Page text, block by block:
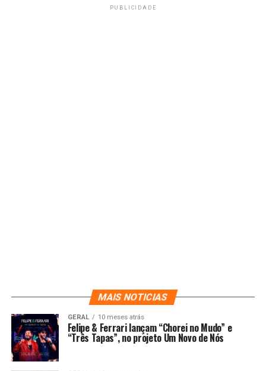
PUBLICIDADE
MAIS NOTICIAS
GERAL 10 meses atrás
Felipe & Ferrari lançam “Chorei no Mudo” e
“Três Tapas”, no projeto Um Novo de Nós